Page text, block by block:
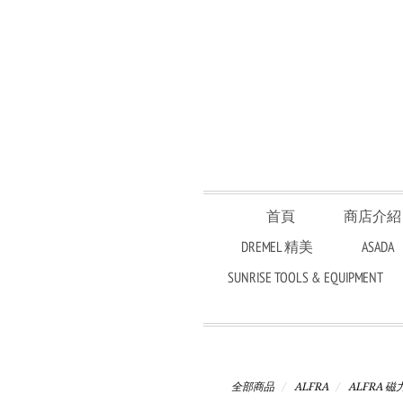
首頁
商店介紹
DREMEL 精美
ASADA
SUNRISE TOOLS & EQUIPMENT
全部商品 ALFRA ALFRA 磁